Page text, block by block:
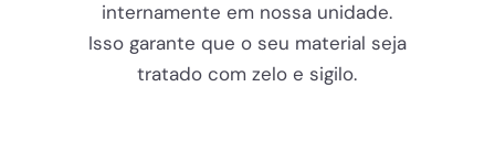
internamente em nossa unidade.
Isso garante que o seu material seja
tratado com zelo e sigilo.